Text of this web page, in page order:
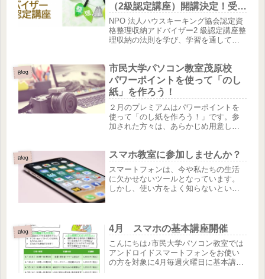
（2級認定講座）開講決定！受講
生募集！
NPO 法人ハウスキーキング協会認定資
格整理収納アドバイザー2 級認定講座整
理収納の法則を学び、学習を通して実
段にアップします。1日の受講で履歴書
に書ける資格を取得できるの...
Blog
市民大学パソコン教室茂原校
パワーポイントを使って「のし
紙」を作ろう！
２月のプレミアムはパワーポイントを
使って「のし紙を作ろう！」です。参
加された方々は、あらかじめ用意して
バー② ありがとう、感謝などの文字
に加えて、文字色も変化させました。
か...
Blog スマホ教室に参加しませんか？
スマートフォンは、今や私たちの生活
に欠かせないツールとなっています。
しかし、使い方をよく知らないという
で、幅広く学ぶことができます。講師
は...
Blog 4月 スマホの基本講座開催
こんにちは♪市民大学パソコン教室では
アンドロイドスマートフォンをお使い
の方を対象に4月毎週火曜日に基本講座